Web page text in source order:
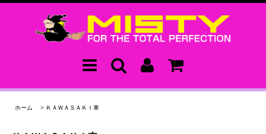
ホーム > ＫＡＷＡＳＡＫＩ車